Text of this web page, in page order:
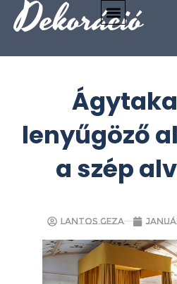
Dekoráció
lenyűgöző
a szép
Lantos Geza január